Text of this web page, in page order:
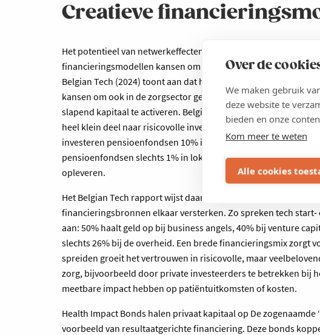
Over de
We maken gebruik
deze website te
bieden en onze
Kom meer te weten
Alle cookies
Creatieve
Het potentieel van netwerkeffecten en derisking Naast
financieringsmodellen kansen om de digitale transformatie in
Belgian Tech (2024) toont aan dat het Belgische tech-
kansen om ook in de zorgsector gespreide
slapend kapitaal te activeren. Belgische pensioenfondsen
heel klein deel naar risicovolle investeringen gaat: 0,01% in
investeren pensioenfondsen 10% in durfkapitaal, wat zorgt
pensioenfondsen slechts 1% in lokaal durfkapitaal zouden
opleveren.
Het Belgian Tech rapport wijst daarnaast op de impact van
financieringsbronnen elkaar versterken. Zo spreken tech
aan: 50% haalt geld op bij business angels, 40% bij venture
slechts 26% bij de overheid. Een brede financieringsmix zorgt
spreiden groeit het vertrouwen in risicovolle, maar
zorg, bijvoorbeeld door private investeerders te betrekken bij
meetbare impact hebben op patiëntuitkomsten of kosten.
Health Impact Bonds halen privaat kapitaal op De zogenaamde
voorbeeld van resultaatgerichte financiering. Deze bonds